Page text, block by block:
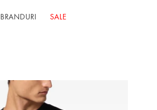
BRANDURI SALE